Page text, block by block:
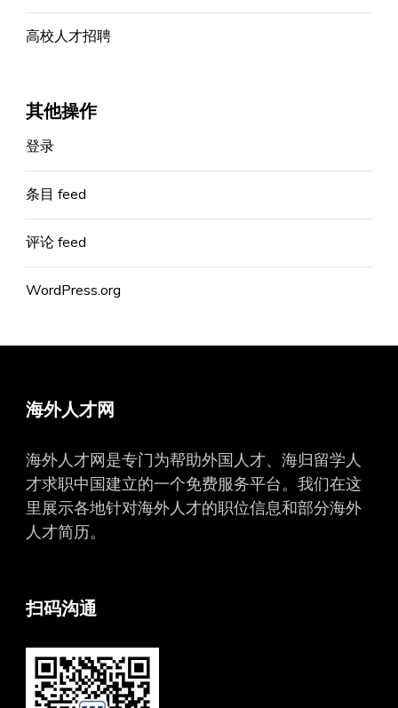
高校人才招聘
其他操作
登录
条目 feed
评论 feed
WordPress.org
海外人才网
海外人才网是专门为帮助外国人才、海归留学人
才求职中国建立的一个免费服务平台。我们在这
里展示各地针对海外人才的职位信息和部分海外
人才简历。
扫码沟通